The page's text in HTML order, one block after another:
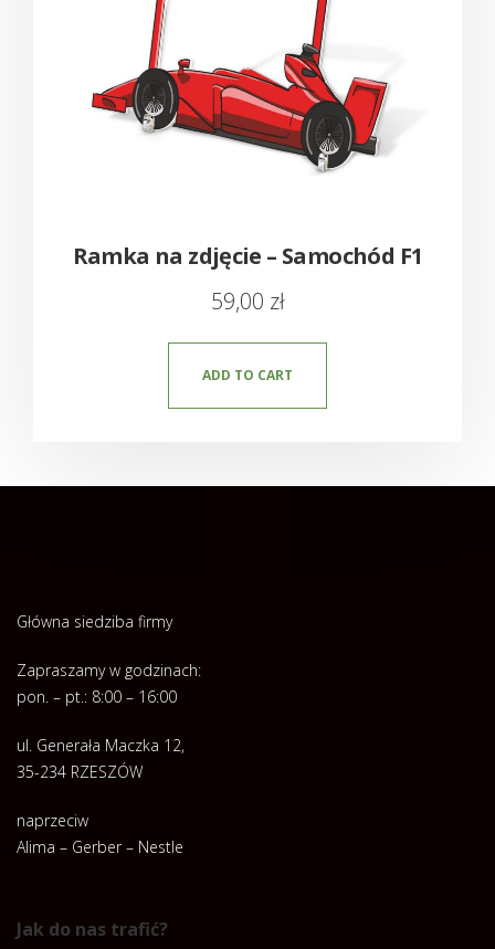
Ramka na zdjęcie – Samochód F1
59,00 zł
ADD TO CART
Główna siedziba firmy
Zapraszamy w godzinach:
pon. – pt.: 8:00 – 16:00
ul. Generała Maczka 12,
35-234 RZESZÓW
naprzeciw
Alima – Gerber – Nestle
Jak do nas trafić?